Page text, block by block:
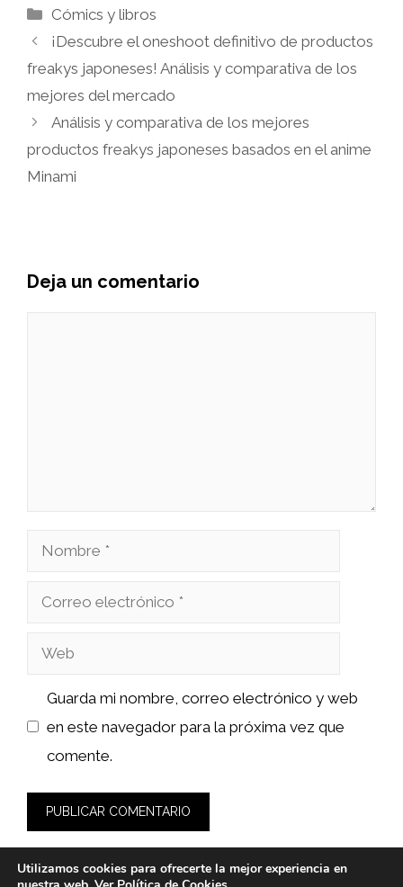
Categorías
Cómics y libros
¡Descubre el oneshoot definitivo de productos
freakys japoneses! Análisis y comparativa de los
mejores del mercado
Análisis y comparativa de los mejores
productos freakys japoneses basados en el anime
Minami
Deja un comentario
Nombre
Correo
Web
Guarda mi nombre, correo electrónico y web
en este navegador para la próxima vez que
comente.
Utilizamos cookies para ofrecerte la mejor experiencia en